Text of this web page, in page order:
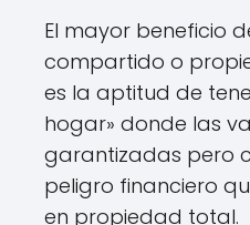
El mayor beneficio
compartido o
es la aptitud de
hogar» donde las
garantizadas pero
peligro financiero
en propiedad total.